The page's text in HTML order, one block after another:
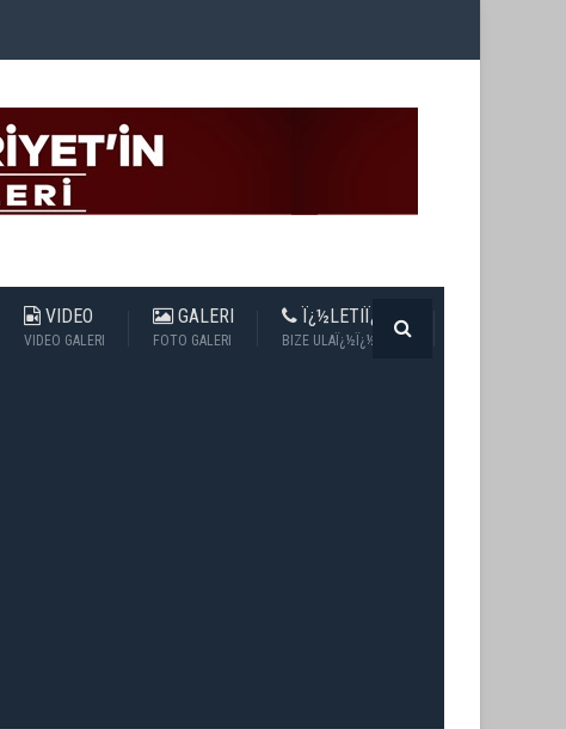
VIDEO
VIDEO GALERI
GALERI
FOTO GALERI
Ï¿½LETIÏ¿½IM
BIZE ULAÏ¿½Ï¿½N